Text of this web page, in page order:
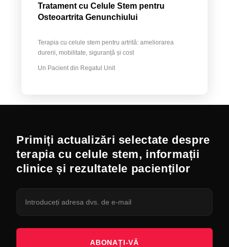
Tratament cu Celule Stem pentru
Osteoartrita Genunchiului
Terapia cu celule stem pentru artrită: ameliorarea
durerii, mobilitate, siguranță și cost
Un Pacient din Regatul Unit
Primiți actualizări selectate despre
terapia cu celule stem, informații
clinice și rezultatele pacienților
ABONAȚI-VĂ